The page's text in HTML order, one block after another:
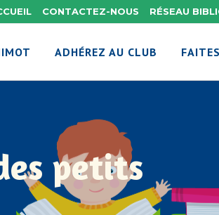
CONTACTEZ-NOUS RÉSEAU
ADHÉREZ AU CLUB
petits